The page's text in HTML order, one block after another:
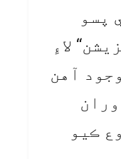
پسو
لاءِ
آهن
ڪيو